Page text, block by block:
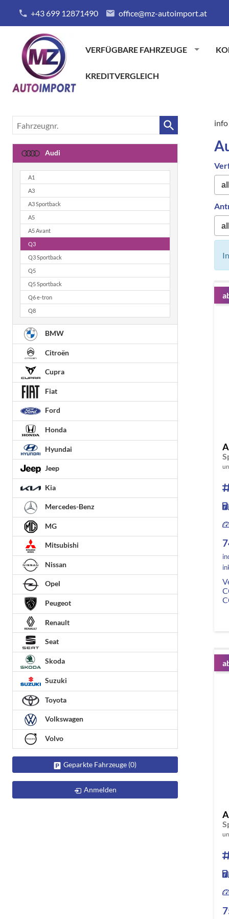
+43 699 12871490 office@mz-autoimport.at
VERFÜGBARE FAHRZEUGE
KREDITVERGLEICH
info
Fahrzeugnr.
Audi
A1
A3
A3 Sportback
A5
A5 Avant
Q3
Q3 Sportback
Q5
Q5 Sportback
Q6 e-tron
Q8
BMW
Citroën
Cupra
Fiat
Ford
Honda
Hyundai
Jeep
Kia
Mercedes-Benz
MG
Mitsubishi
Nissan
Opel
Peugeot
Renault
Seat
Skoda
Suzuki
Toyota
Volkswagen
Volvo
Geparkte Fahrzeuge (0)
Anmelden